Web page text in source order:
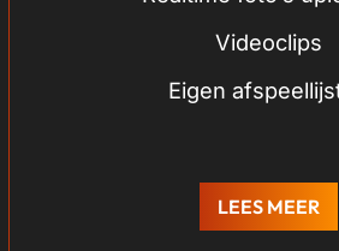
Videoclips
Eigen
LEES MEER